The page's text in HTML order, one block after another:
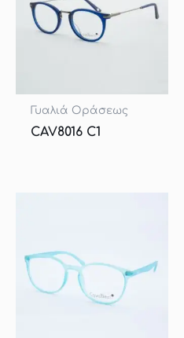
Γυαλιά Οράσεως
CAV8016 C1